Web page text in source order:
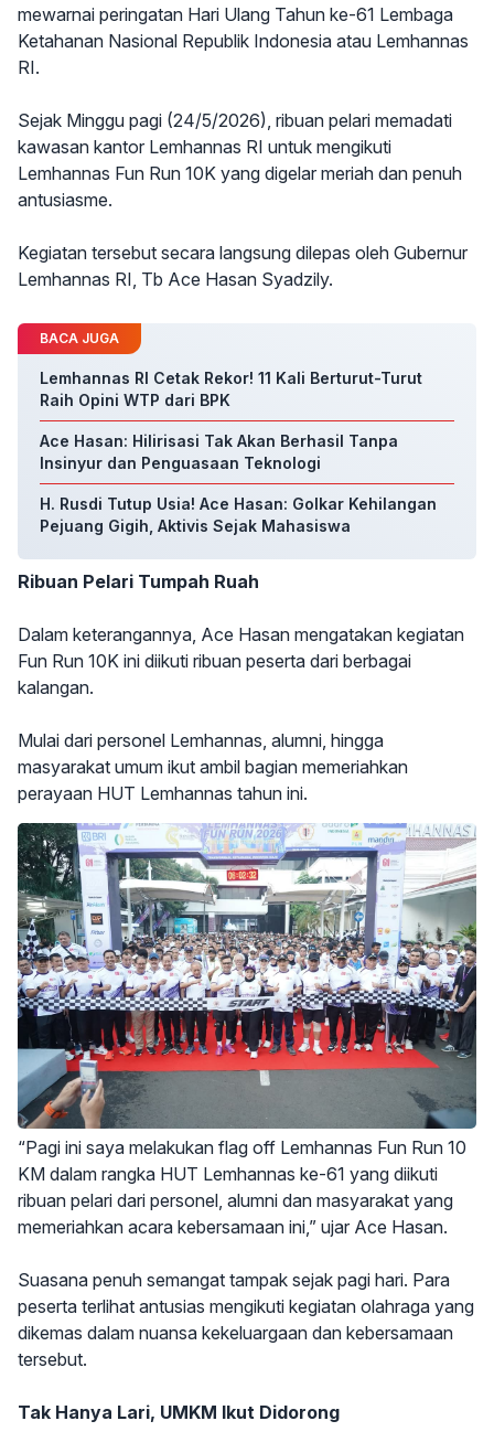
mewarnai peringatan Hari Ulang Tahun ke-61 Lembaga
Ketahanan Nasional Republik Indonesia atau Lemhannas
RI.
Sejak Minggu pagi (24/5/2026), ribuan pelari memadati
kawasan kantor Lemhannas RI untuk mengikuti
Lemhannas Fun Run 10K yang digelar meriah dan penuh
antusiasme.
Kegiatan tersebut secara langsung dilepas oleh Gubernur
Lemhannas RI, Tb Ace Hasan Syadzily.
BACA JUGA
Lemhannas RI Cetak Rekor! 11 Kali Berturut-Turut
Raih Opini WTP dari BPK
Ace Hasan: Hilirisasi Tak Akan Berhasil Tanpa
Insinyur dan Penguasaan Teknologi
H. Rusdi Tutup Usia! Ace Hasan: Golkar Kehilangan
Pejuang Gigih, Aktivis Sejak Mahasiswa
Ribuan Pelari Tumpah Ruah
Dalam keterangannya, Ace Hasan mengatakan kegiatan
Fun Run 10K ini diikuti ribuan peserta dari berbagai
kalangan.
Mulai dari personel Lemhannas, alumni, hingga
masyarakat umum ikut ambil bagian memeriahkan
perayaan HUT Lemhannas tahun ini.
“Pagi ini saya melakukan flag off Lemhannas Fun Run 10
KM dalam rangka HUT Lemhannas ke-61 yang diikuti
ribuan pelari dari personel, alumni dan masyarakat yang
memeriahkan acara kebersamaan ini,” ujar Ace Hasan.
Suasana penuh semangat tampak sejak pagi hari. Para
peserta terlihat antusias mengikuti kegiatan olahraga yang
dikemas dalam nuansa kekeluargaan dan kebersamaan
tersebut.
Tak Hanya Lari, UMKM Ikut Didorong